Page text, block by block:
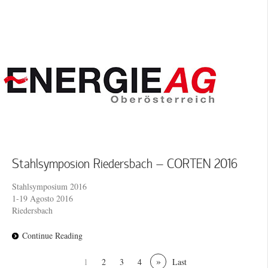
Stahlsymposion Riedersbach – CORTEN 2016
Stahlsymposium 2016
1-19 Agosto 2016
Riedersbach
Continue Reading
1 2 3 4 » Last